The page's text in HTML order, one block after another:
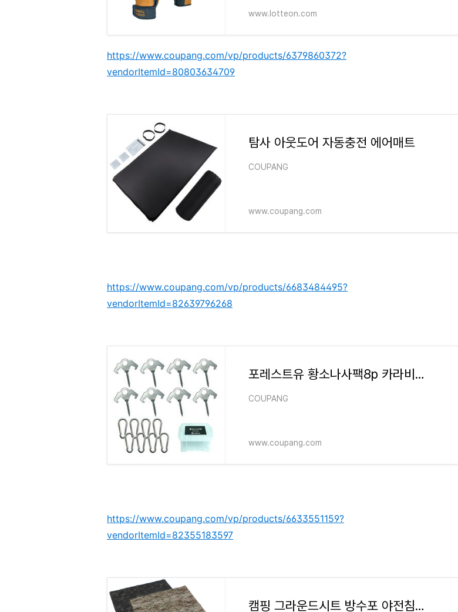
www.lotteon.com
https://www.coupang.com/vp/products/6379860372?
vendorItemId=80803634709
탐사 아웃도어 자동충전 에어매트
COUPANG
www.coupang.com
https://www.coupang.com/vp/products/6683484495?
vendorItemId=82639796268
포레스트유 황소나사팩8p 카라비너8p
COUPANG
www.coupang.com
https://www.coupang.com/vp/products/6633551159?
vendorItemId=82355183597
캠핑 그라운드시트 방수포 야전침대 바닥시트 그라운드 오레고니안 캠퍼st 빈나노 슈팅매트